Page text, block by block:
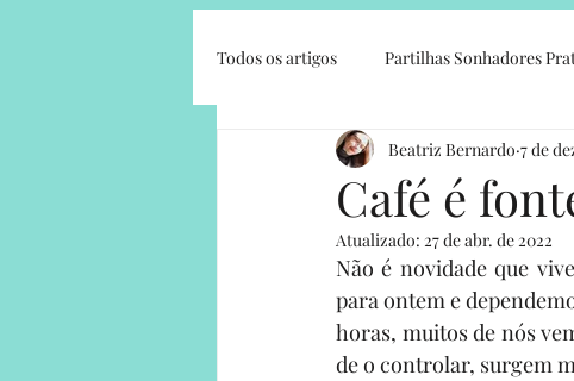
Todos os artigos Partilhas Sonhadores
Gratidão Social Crónicas
Human on a mission Solo
Solo Adventures Explica Parcerias
Café é
Beatriz Bernardo 7 de
Atualizado: 27 de abr. de 2022
Não é novidade que
para ontem e
horas, muitos de nós
de o controlar, surgem